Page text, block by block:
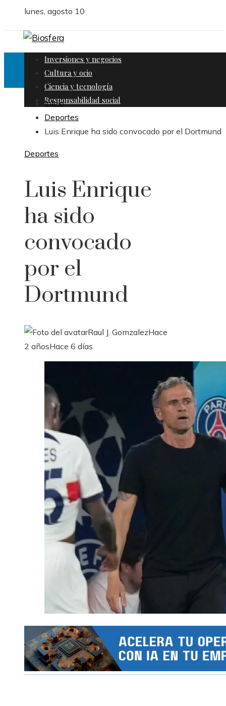
lunes, agosto 10
Inversiones y negocios
Cultura y ocio
Ciencia y tecnología
Responsabilidad social
Inicio
Deportes
Luis Enrique ha sido convocado por el Dortmund
Deportes
Luis Enrique
ha sido
convocado
por el
Dortmund
Raul J. GomzalezHace
2 añosHace 6 días